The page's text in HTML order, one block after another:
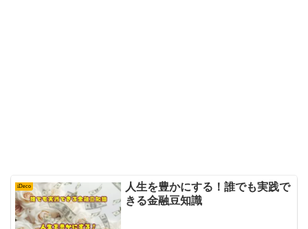
iDeco
人生を豊かにする！誰でも実践で
きる金融豆知識